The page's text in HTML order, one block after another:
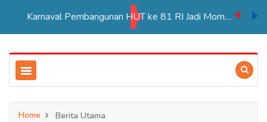
Karnaval Pembangunan HUT ke 81 RI Jadi Momentum Perkuat Persatuan di Merauke
Home Berita Utama